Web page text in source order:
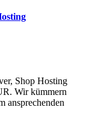
Shop Hosting
Wir kümmern
ansprechenden